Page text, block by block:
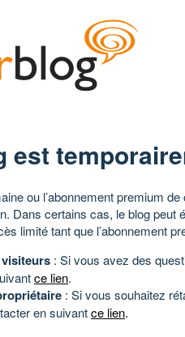
est
ou l’abonnement premium
Dans certains cas, le blog peut
limité tant que l’abonnement
: Si vous avez des
ce lien.
: Si vous souhaitez
en suivantce lien.